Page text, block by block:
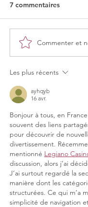
7 commentaires
Commenter et
Les plus récents
ayhqyb
16 avr.
Bonjour à tous, en
souvent des liens
pour découvrir de
divertissement.
mentionné Legiano
discussion, alors j’ai
J’ai surtout regardé la
manière dont les
structurées. Ce qui m’a
simplicité de navigation